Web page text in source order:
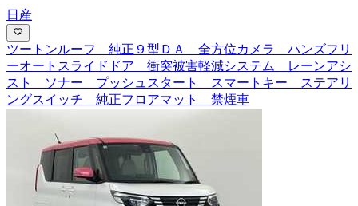
日産
ツートンルーフ 純正９型ＤＡ 全方位カメラ ハンズフリ
ーオートスライドドア 衝突被害軽減システム レーンアシ
スト ソナー プッシュスタート スマートキー ステアリ
ングスイッチ 純正フロアマット 禁煙車